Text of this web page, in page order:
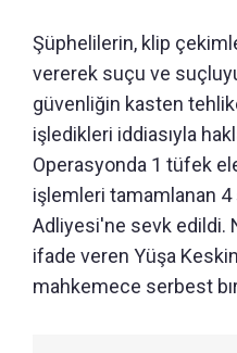
Şüphelilerin, klip
vererek suçu ve
güvenliğin kasten
işledikleri iddiasıyla
Operasyonda 1 tüfek
işlemleri tamamlanan 4
Adliyesi'ne sevk edildi.
ifade veren Yüşa
mahkemece serbest